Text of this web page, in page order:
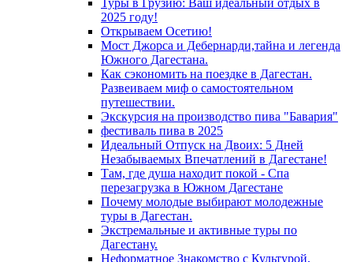
Туры в Грузию: Ваш идеальный отдых в
2025 году!
Открываем Осетию!
Мост Джорса и Дебернарди,тайна и легенда
Южного Дагестана.
Как сэкономить на поездке в Дагестан.
Развеиваем миф о самостоятельном
путешествии.
Экскурсия на производство пива "Бавария"
фестиваль пива в 2025
Идеальный Отпуск на Двоих: 5 Дней
Незабываемых Впечатлений в Дагестане!
Там, где душа находит покой - Спа
перезагрузка в Южном Дагестане
Почему молодые выбирают молодежные
туры в Дагестан.
Экстремальные и активные туры по
Дагестану.
Неформатное Знакомство с Культурой.